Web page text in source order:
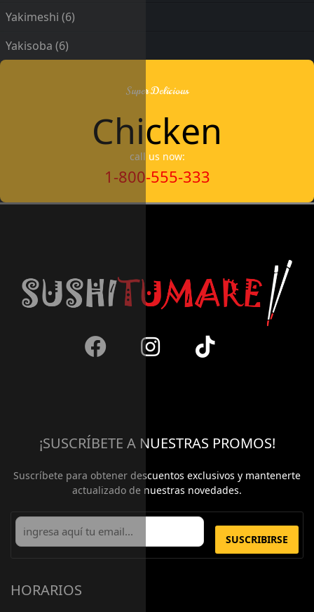
Yakimeshi (6)
Yakisoba (6)
Super Delicious
Chicken
call us now:
1-800-555-333
HORARIOS
¡SUSCRÍBETE A NUESTRAS PROMOS!
Suscríbete para obtener descuentos exclusivos y mantenerte
actualizado de nuestras novedades.
SUSCRIBIRSE